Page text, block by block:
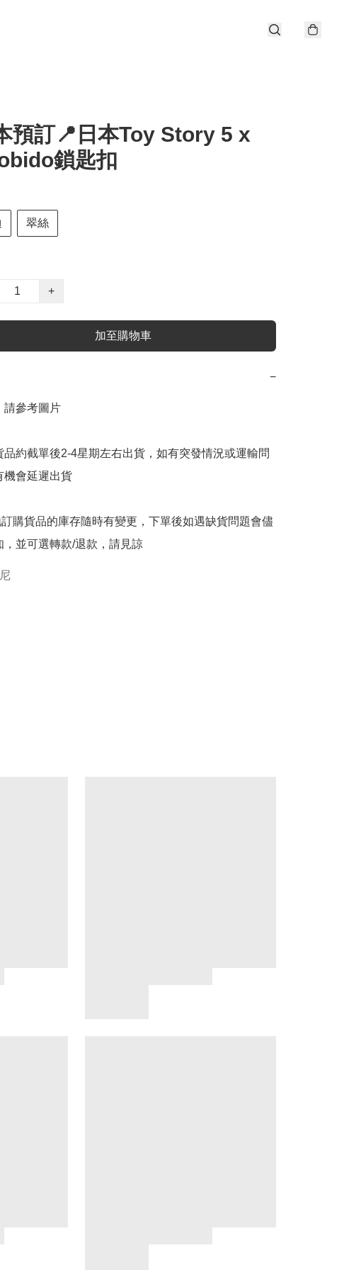
預訂📍日本Toy Story 5 x
鎖匙扣
翠絲
+
加至購物車
−
請參考圖片
品約截單後2-4星期左右出貨，如有突發情況或運輸問
機會延遲出貨
購貨品的庫存隨時有變更，下單後如遇缺貨問題會儘
，並可選轉款/退款，請見諒